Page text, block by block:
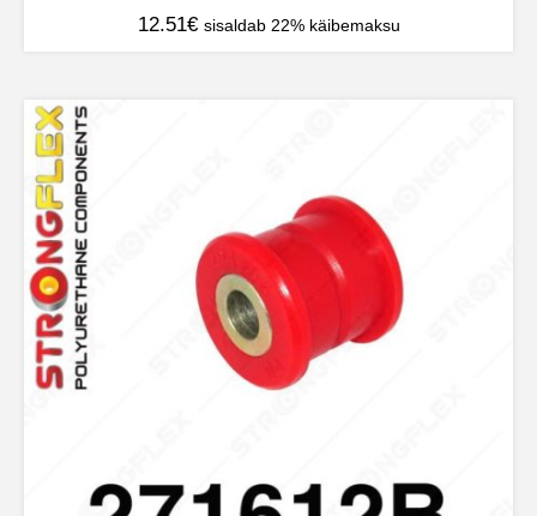
12.51€ sisaldab 22% käibemaksu